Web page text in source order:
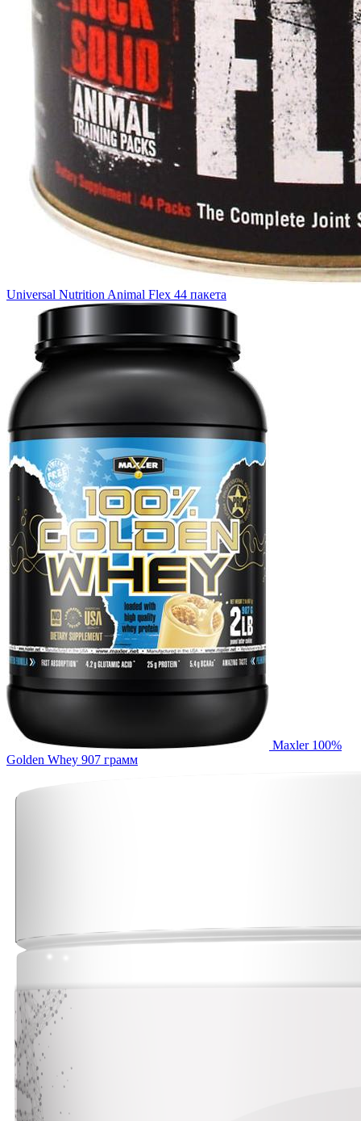
Universal Nutrition Animal Flex 44 пакета
Maxler 100%
Golden Whey 907 грамм